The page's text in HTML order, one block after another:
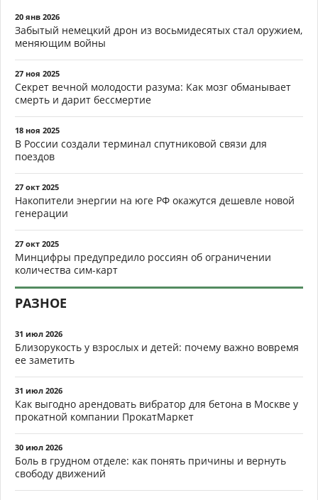
20 янв 2026
Забытый немецкий дрон из восьмидесятых стал оружием,
меняющим войны
27 ноя 2025
Секрет вечной молодости разума: Как мозг обманывает
смерть и дарит бессмертие
18 ноя 2025
В России создали терминал спутниковой связи для
поездов
27 окт 2025
Накопители энергии на юге РФ окажутся дешевле новой
генерации
27 окт 2025
Минцифры предупредило россиян об ограничении
количества сим-карт
РАЗНОЕ
31 июл 2026
Близорукость у взрослых и детей: почему важно вовремя
ее заметить
31 июл 2026
Как выгодно арендовать вибратор для бетона в Москве у
прокатной компании ПрокатМаркет
30 июл 2026
Боль в грудном отделе: как понять причины и вернуть
свободу движений